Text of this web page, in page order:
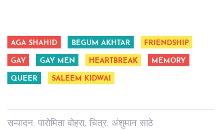
AGA SHAHID BEGUM AKHTAR FRIENDSHIP
GAY GAY MEN HEARTBREAK MEMORY
QUEER SALEEM KIDWAI
सम्पादन: पारोमिता वोहरा, चित्र: अंशुमान साठे